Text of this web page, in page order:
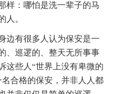
样：哪怕是洗一辈子的马
人。
边有很多人认为保安是一
、巡逻的、整天无所事事
这些人“世界上没有卑微的
合格的保安，并非人人都